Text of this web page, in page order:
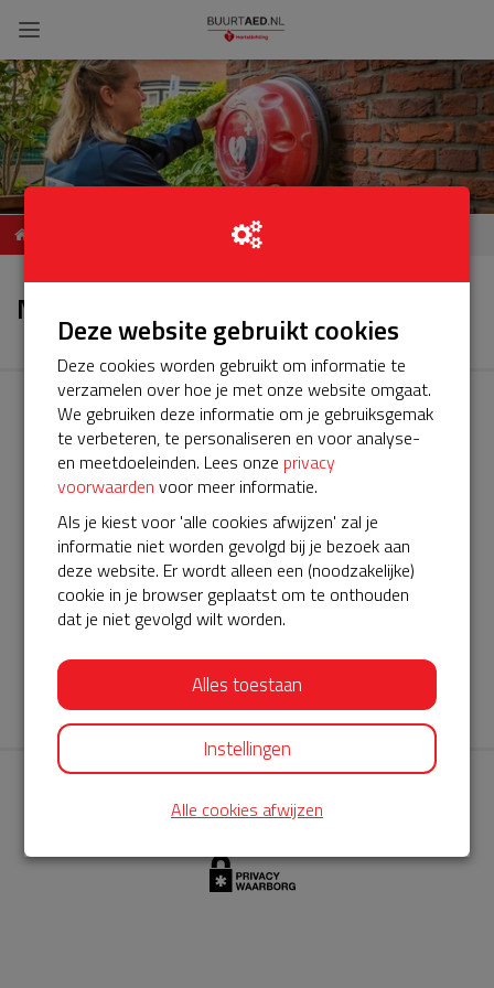
ServiceBuurtAED Waterlie,
Nieuws
AED360-ProCardio
ServiceBuurtAED wordt aangeboden door de Hartstichting en
AED360-ProCardio. Net als bij BuurtAED is AED360-ProCardio
de leverancier van het servicepakket en ontzorgen zij jou de
komende jaren. AED360-ProCardio is gespecialiseerd in de
levering en het onderhoud van Philips AED’s.
Deze website gebruikt cookies
Deze cookies worden gebruikt om informatie te
verzamelen over hoe je met onze website omgaat.
We gebruiken deze informatie om je gebruiksgemak
te verbeteren, te personaliseren en voor analyse-
en meetdoeleinden. Lees onze privacy
voorwaarden voor meer informatie.
Als je kiest voor 'alle cookies afwijzen' zal je
informatie niet worden gevolgd bij je bezoek aan
deze website. Er wordt alleen een (noodzakelijke)
cookie in je browser geplaatst om te onthouden
dat je niet gevolgd wilt worden.
Alles toestaan
Instellingen
Alle cookies afwijzen